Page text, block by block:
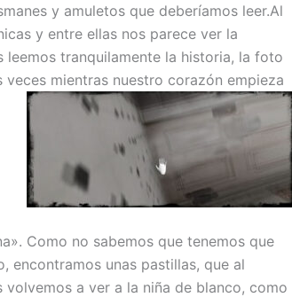
y amuletos que deberíamos leer.Al
y entre ellas nos parece ver la
tranquilamente la historia, la foto
mientras nuestro corazón empieza
Como no sabemos que tenemos que
encontramos unas pastillas, que al
a ver a la niña de blanco, como